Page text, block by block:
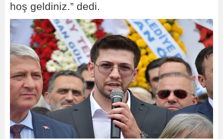
hoş geldiniz.” dedi.